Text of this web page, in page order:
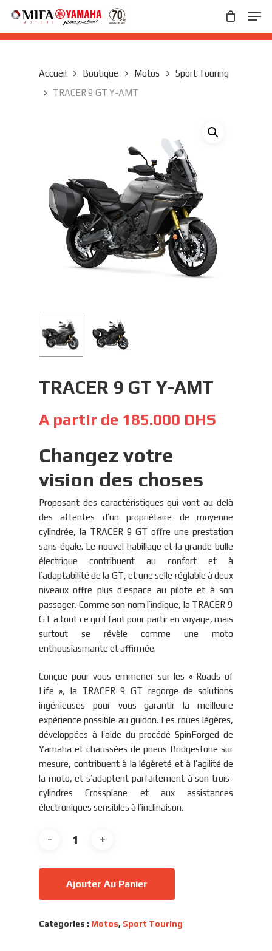
main
Accueil Boutique Motos
Sport Touring
TRACER 9 GT Y-AMT
TRACER 9 GT Y-AMT
A partir de 185.000 DHS
Changez votre
vision des choses
Proposant des caractéristiques qui vont au-delà
des attentes d’un propriétaire de moyenne
cylindrée, la TRACER 9 GT offre une prestation
sans égale. Le nouvel habillage et la grande bulle
électrique contribuent au confort et à
l’adaptabilité de la GT, et une selle réglable à deux
niveaux offre plus d’espace au pilote et à son
passager. Comme son nom l’indique, la TRACER 9
GT a tout ce qu’il faut pour partir en voyage, mais
surtout se révèle comme une moto
enthousiasmante et affirmée.
Conçue pour vous emmener sur les « Roads of
Life », la TRACER 9 GT regorge de solutions
ingénieuses pour vous garantir la meilleure
expérience possible au guidon. Les roues légères,
développées à l’aide du procédé SpinForged de
Yamaha et chaussées de pneus Bridgestone sur
mesure, contribuent à la légèreté et à l’agilité de
la moto, et s’adaptent parfaitement à son trois-
cylindres Crossplane et aux assistances
électroniques sensibles à l’inclinaison.
Ajouter Au Panier
Catégories : Motos, Sport Touring